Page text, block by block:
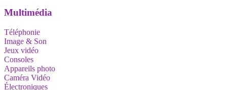
Multimédia
Téléphonie
Image & Son
Jeux vidéo
Consoles
Appareils photo
Caméra Vidéo
Électroniques